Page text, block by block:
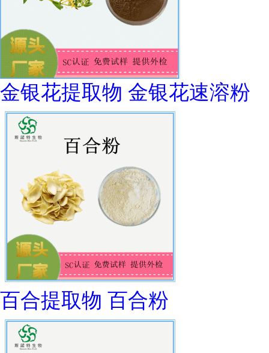
金银花提取物 金银花速溶粉
百合提取物 百合粉